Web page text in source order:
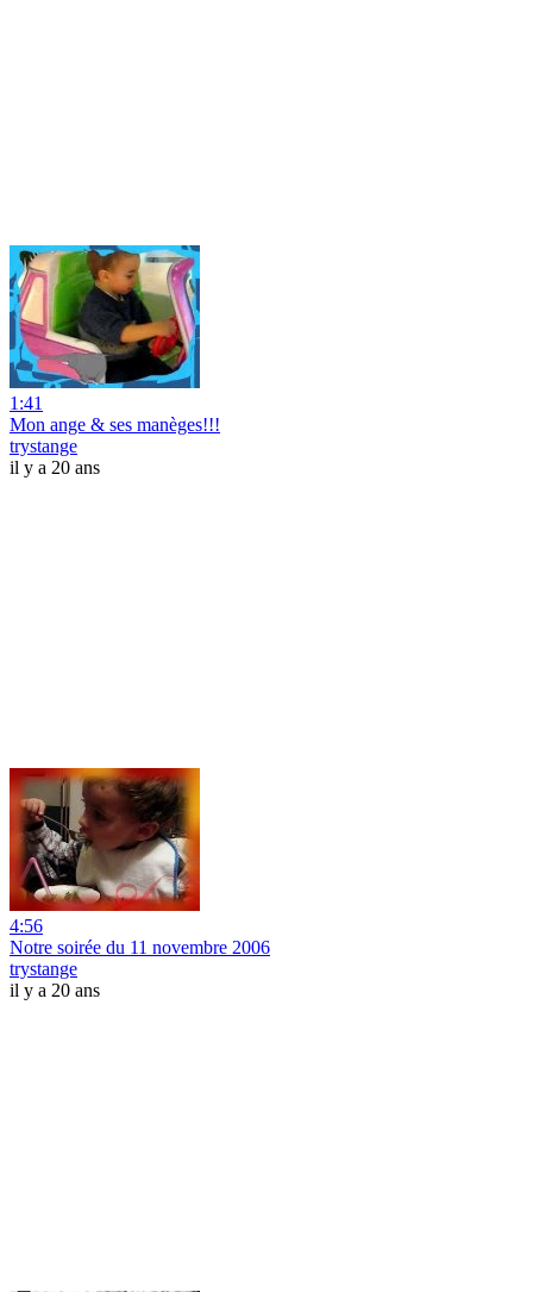
1:41
Mon ange & ses manèges!!!
trystange
il y a 20 ans
4:56
Notre soirée du 11 novembre 2006
trystange
il y a 20 ans